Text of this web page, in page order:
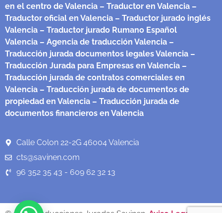
en el centro de Valencia – Traductor en Valencia –
Traductor oficial en Valencia – Traductor jurado inglés
Valencia – Traductor jurado Rumano Español
Valencia – Agencia de traducción Valencia –
Traducción jurada documentos legales Valencia –
Traducción Jurada para Empresas en Valencia –
Traducción jurada de contratos comerciales en
Valencia – Traducción jurada de documentos de
propiedad en Valencia – Traducción jurada de
documentos financieros en Valencia
Calle Colon 22-2G 46004 Valencia
cts@savinen.com
96 352 35 43 - 609 62 32 13